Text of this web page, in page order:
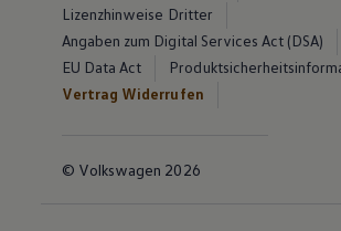
Lizenzhinweise Dritter
Angaben zum Digital Services Act (DSA)
EU Data Act
Vertrag Widerrufen
© Volkswagen 2026